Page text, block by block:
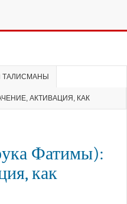
ТАЛИСМАНЫ
АКТИВАЦИЯ, КАК
Фатимы):
как